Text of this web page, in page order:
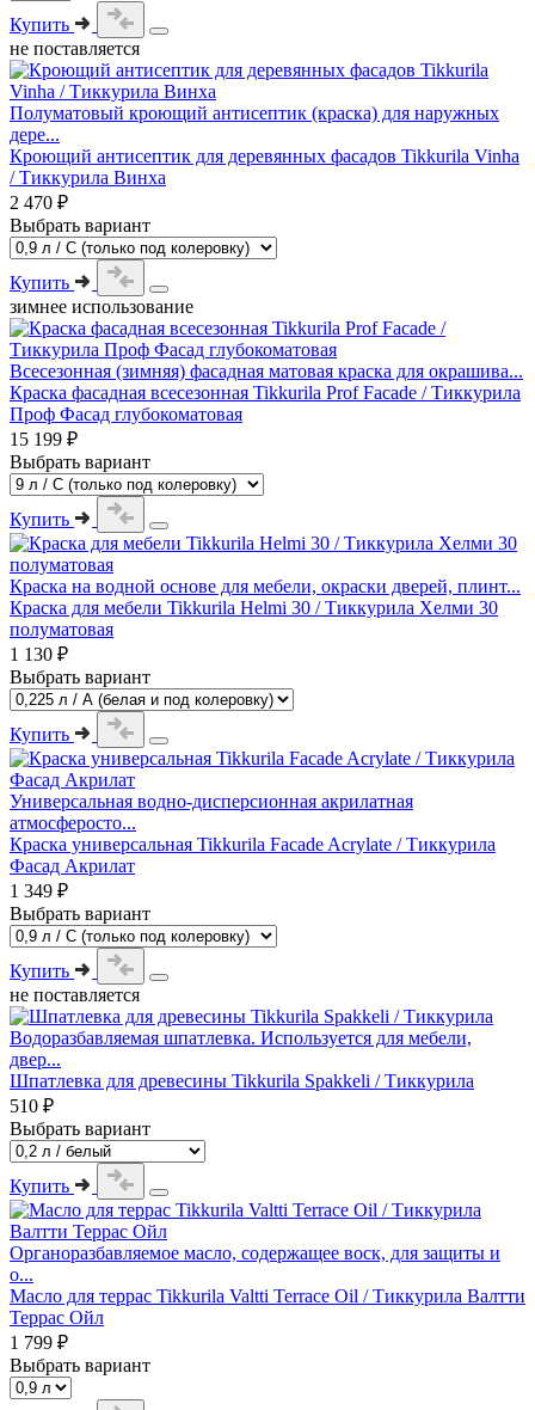
Купить
не поставляется
Полуматовый кроющий антисептик (краска) для наружных
дере...
Кроющий антисептик для деревянных фасадов Tikkurila Vinha
/ Тиккурила Винха
2 470 ₽
Выбрать вариант
Купить
зимнее использование
Всесезонная (зимняя) фасадная матовая краска для окрашива...
Краска фасадная всесезонная Tikkurila Prof Facade / Тиккурила
Проф Фасад глубокоматовая
15 199 ₽
Выбрать вариант
Купить
Краска на водной основе для мебели, окраски дверей, плинт...
Краска для мебели Tikkurila Helmi 30 / Тиккурила Хелми 30
полуматовая
1 130 ₽
Выбрать вариант
Купить
Универсальная водно-дисперсионная акрилатная
атмосферосто...
Краска универсальная Tikkurila Facade Acrylate / Тиккурила
Фасад Акрилат
1 349 ₽
Выбрать вариант
Купить
не поставляется
Водоразбавляемая шпатлевка. Используется для мебели,
двер...
Шпатлевка для древесины Tikkurila Spakkeli / Тиккурила
510 ₽
Выбрать вариант
Купить
Органоразбавляемое масло, содержащее воск, для защиты и
о...
Масло для террас Tikkurila Valtti Terrace Oil / Тиккурила Валтти
Террас Ойл
1 799 ₽
Выбрать вариант